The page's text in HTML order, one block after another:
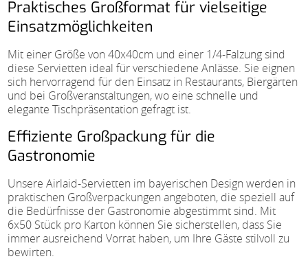
Praktisches Großformat für vielseitige
Einsatzmöglichkeiten
Mit einer Größe von 40x40cm und einer 1/4-Falzung sind
diese Servietten ideal für verschiedene Anlässe. Sie eignen
sich hervorragend für den Einsatz in Restaurants, Biergärten
und bei Großveranstaltungen, wo eine schnelle und
elegante Tischpräsentation gefragt ist.
Effiziente Großpackung für die
Gastronomie
Unsere Airlaid-Servietten im bayerischen Design werden in
praktischen Großverpackungen angeboten, die speziell auf
die Bedürfnisse der Gastronomie abgestimmt sind. Mit
6x50 Stück pro Karton können Sie sicherstellen, dass Sie
immer ausreichend Vorrat haben, um Ihre Gäste stilvoll zu
bewirten.